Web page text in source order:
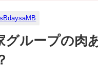
グループの